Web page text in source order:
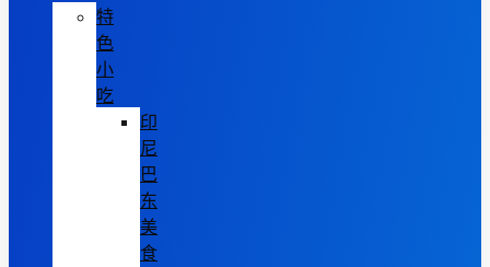
特
色
小
吃
印
尼
巴
东
美
食